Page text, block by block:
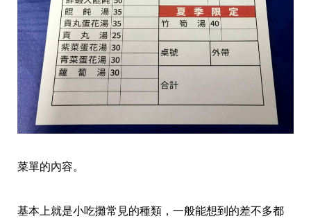
菜單的內容。
基本上就是小吃攤常見的種類，一般能想到的差不多都